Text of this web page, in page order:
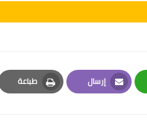
إرسال
Email
طباعة
Print